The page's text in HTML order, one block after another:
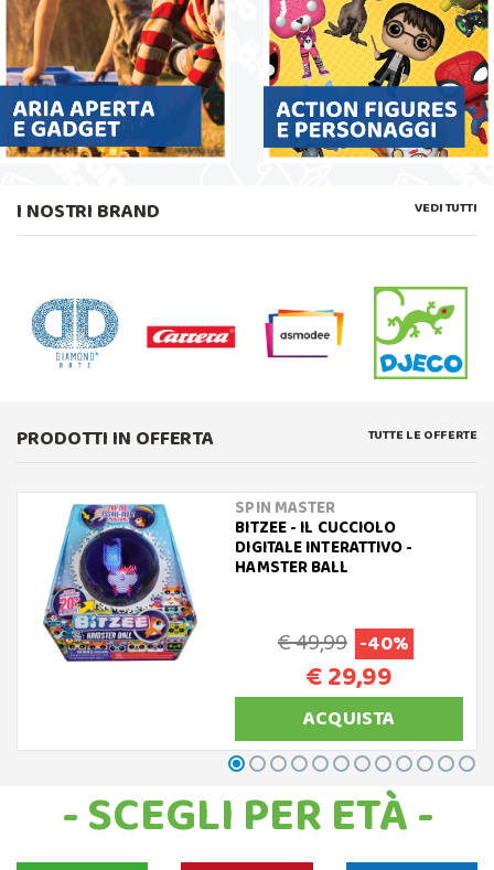
I NOSTRI BRAND VEDI TUTTI
PRODOTTI IN OFFERTA TUTTE LE OFFERTE
SPIN MASTER
BITZEE - IL CUCCIOLO
DIGITALE INTERATTIVO -
HAMSTER BALL
€ 49,99 -40%
€ 29,99
ACQUISTA
- SCEGLI PER ETÀ -